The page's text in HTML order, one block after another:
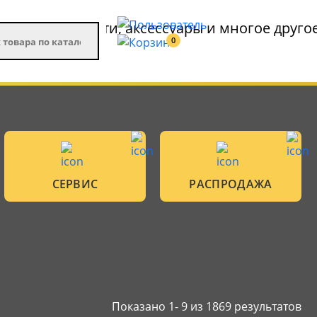
0
СЕРВИС РАСПРОДАЖА
Показано 1- 9 из 1869 результатов